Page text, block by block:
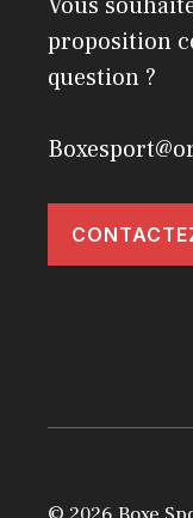
proposition
question ?